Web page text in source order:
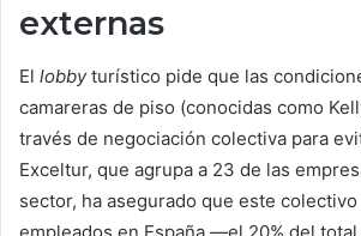
externas
El lobbyturístico pide que las
camareras de piso (conocidas como
través de negociación colectiva para
Exceltur, que agrupa a 23 de las
sector, ha asegurado que este